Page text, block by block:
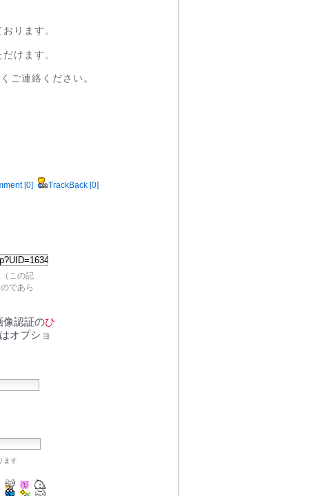
ります。
けます。
ご連絡ください。
[0] TrackBack [0]
この記
であら
像認証のひ
オプショ
ます